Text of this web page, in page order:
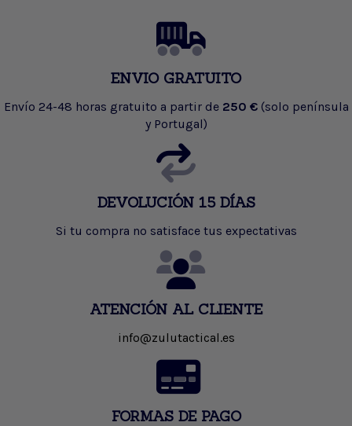
ENVIO GRATUITO
Envío 24-48 horas gratuito a partir de 250 € (solo península
y Portugal)
DEVOLUCIÓN 15 DÍAS
Si tu compra no satisface tus expectativas
ATENCIÓN AL CLIENTE
info@zulutactical.es
FORMAS DE PAGO